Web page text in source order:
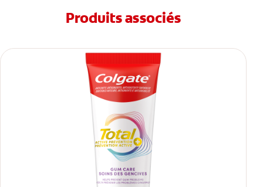
Produits associés